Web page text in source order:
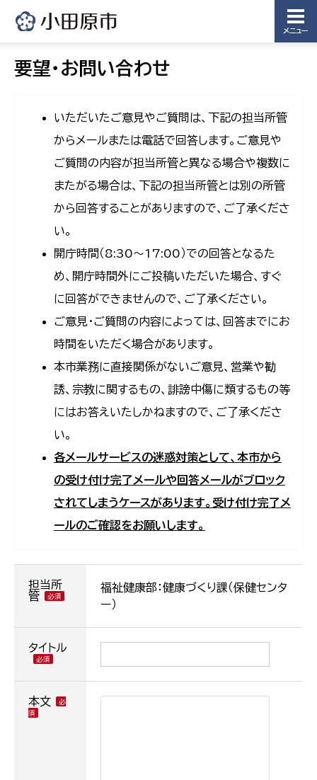
メニュー
要望・お問い合わせ
いただいたご意見やご質問は、下記の担当所管
からメールまたは電話で回答します。ご意見や
ご質問の内容が担当所管と異なる場合や複数に
またがる場合は、下記の担当所管とは別の所管
から回答することがありますので、ご了承くださ
い。
開庁時間（8:30〜17:00）での回答となるた
め、開庁時間外にご投稿いただいた場合、すぐ
に回答ができませんので、ご了承ください。
ご意見・ご質問の内容によっては、回答までにお
時間をいただく場合があります。
本市業務に直接関係がないご意見、営業や勧
誘、宗教に関するもの、誹謗中傷に類するもの等
にはお答えいたしかねますので、ご了承くださ
い。
各メールサービスの迷惑対策として、本市から
の受け付け完了メールや回答メールがブロック
されてしまうケースがあります。受け付け完了メ
ールのご確認をお願いします。
担当所
管
福祉健康部：健康づくり課（保健センタ
ー）
タイトル
本文